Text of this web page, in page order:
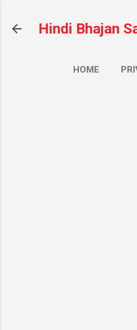
Hindi Bhajan
HOME